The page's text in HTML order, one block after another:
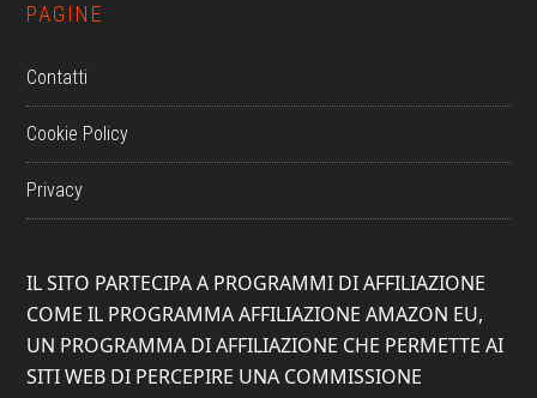
PAGINE
Contatti
Cookie Policy
Privacy
IL SITO PARTECIPA A PROGRAMMI DI AFFILIAZIONE
COME IL PROGRAMMA AFFILIAZIONE AMAZON EU,
UN PROGRAMMA DI AFFILIAZIONE CHE PERMETTE AI
SITI WEB DI PERCEPIRE UNA COMMISSIONE